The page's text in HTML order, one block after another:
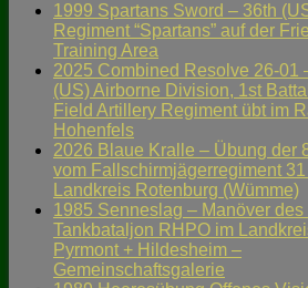
1999 Spartans Sword – 36th
Regiment “Spartans” auf der
Training Area
2025 Combined Resolve 26-01
(US) Airborne Division, 1st
Field Artillery Regiment übt im
Hohenfels
2026 Blaue Kralle – Übung der
vom Fallschirmjägerregiment 31
Landkreis Rotenburg (Wümme)
1985 Senneslag – Manöver des
Tankbataljon RHPO im
Pyrmont + Hildesheim –
Gemeinschaftsgalerie